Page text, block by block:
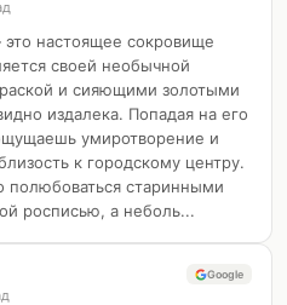
настоящее сокровище
своей необычной
и сияющими золотыми
издалека. Попадая на его
умиротворение и
к городскому центру.
полюбоваться старинными
росписью, а неболь...
Google